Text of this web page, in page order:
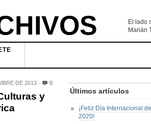
El lado
Marián
DE 2013 0
y
Últimos artículos
¡Feliz Día Internacional
2020!